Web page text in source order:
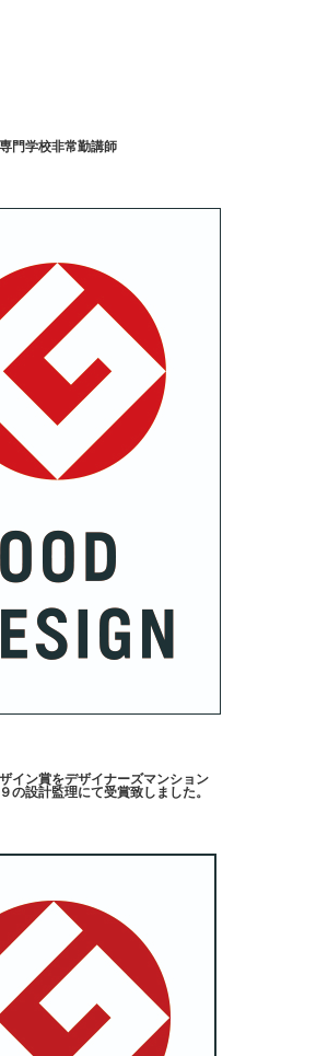
門学校非常勤講師
イン賞をデザイナーズマンション
の設計監理にて受賞致しました。